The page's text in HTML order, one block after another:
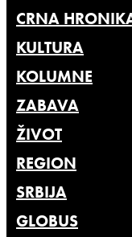
CRNA HRONIKA
KULTURA
KOLUMNE
ZABAVA
ŽIVOT
REGION
SRBIJA
GLOBUS